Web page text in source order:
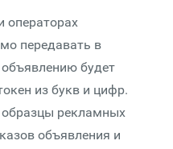
операторах
передавать в
будет
из букв и цифр.
рекламных
объявления и